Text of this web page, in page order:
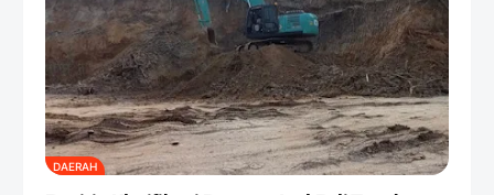
DAERAH